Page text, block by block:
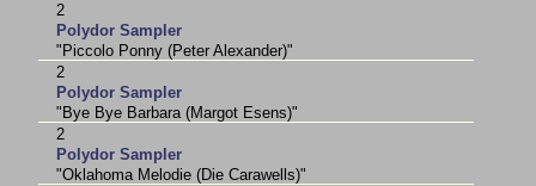
2
Polydor Sampler
"Piccolo Ponny (Peter Alexander)"
2
Polydor Sampler
"Bye Bye Barbara (Margot Esens)"
2
Polydor Sampler
"Oklahoma Melodie (Die Carawells)"